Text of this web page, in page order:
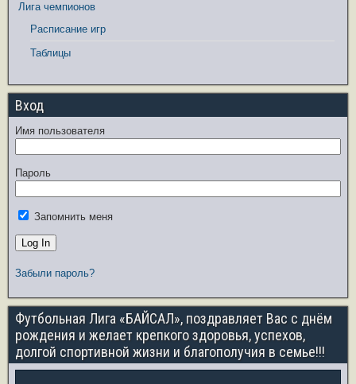
Лига чемпионов
Расписание игр
Таблицы
Вход
Имя пользователя
Пароль
Запомнить меня
Забыли пароль?
Футбольная Лига «БАЙСАЛ», поздравляет Вас с днём
рождения и желает крепкого здоровья, успехов,
долгой спортивной жизни и благополучия в семье!!!